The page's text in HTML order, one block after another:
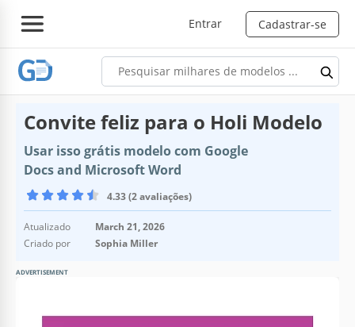
Entrar Cadastrar-se
Convite feliz para o Holi Modelo
Usar isso grátis modelo com Google
Docs and Microsoft Word
4.33 (2 avaliações)
Atualizado
March 21, 2026
Criado por
Sophia Miller
ADVERTISEMENT